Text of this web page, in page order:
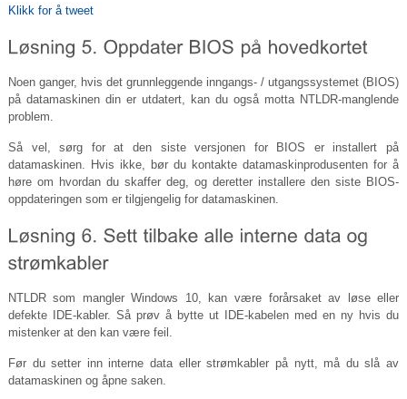
Klikk for å tweet
Noen ganger, hvis det grunnleggende inngangs- / utgangssystemet (BIOS)
på datamaskinen din er utdatert, kan du også motta NTLDR-manglende
problem.
Så vel, sørg for at den siste versjonen for BIOS er installert på
datamaskinen. Hvis ikke, bør du kontakte datamaskinprodusenten for å
høre om hvordan du skaffer deg, og deretter installere den siste BIOS-
oppdateringen som er tilgjengelig for datamaskinen.
NTLDR som mangler Windows 10, kan være forårsaket av løse eller
defekte IDE-kabler. Så prøv å bytte ut IDE-kabelen med en ny hvis du
mistenker at den kan være feil.
Før du setter inn interne data eller strømkabler på nytt, må du slå av
datamaskinen og åpne saken.